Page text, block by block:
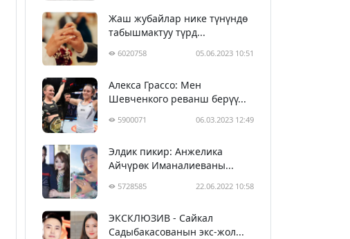
Жаш жубайлар нике түнүндө
табышмактуу түрд...
6020758 05.06.2023 10:51
Алекса Грассо: Мен
Шевченкого реванш берүү...
5900071 06.03.2023 12:49
Элдик пикир: Анжелика
Айчүрөк Иманалиеваны...
5728585 22.06.2022 10:58
ЭКСКЛЮЗИВ - Сайкал
Садыбакасованын экс-жол...